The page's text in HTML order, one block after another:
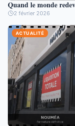
Quand le monde
2 février 2026
ACTUALITÉ